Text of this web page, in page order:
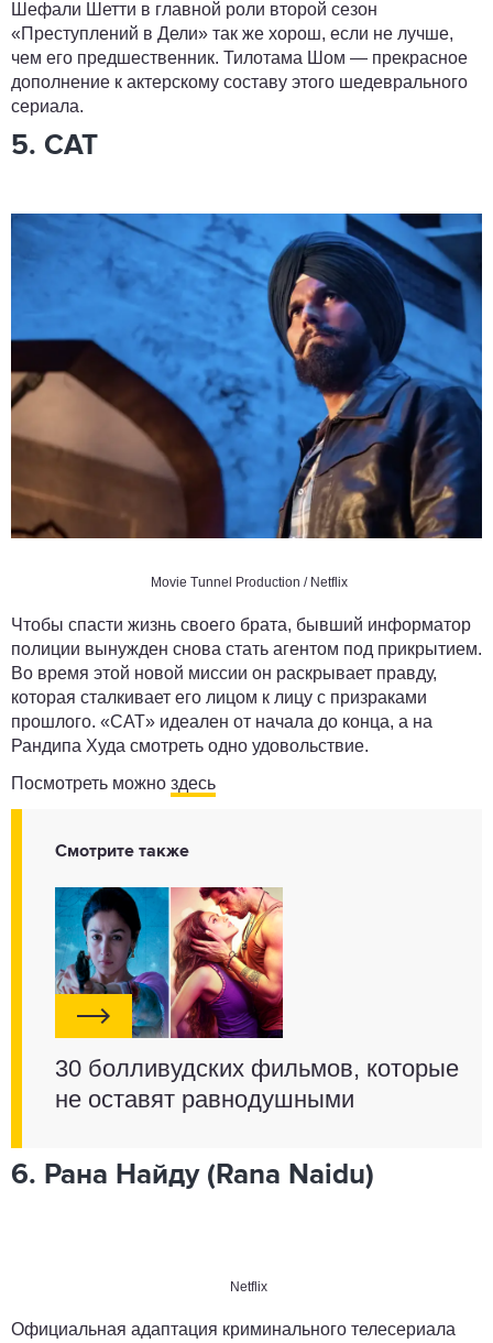
Шефали Шетти в главной роли второй сезон
«Преступлений в Дели» так же хорош, если не лучше,
чем его предшественник. Тилотама Шом — прекрасное
дополнение к актерскому составу этого шедеврального
сериала.
5. CAT
Movie Tunnel Production / Netflix
Чтобы спасти жизнь своего брата, бывший информатор
полиции вынужден снова стать агентом под прикрытием.
Во время этой новой миссии он раскрывает правду,
которая сталкивает его лицом к лицу с призраками
прошлого. «CAT» идеален от начала до конца, а на
Рандипа Худа смотреть одно удовольствие.
Посмотреть можно здесь
Смотрите также
30 болливудских фильмов, которые
не оставят равнодушными
6. Рана Найду (Rana Naidu)
Netflix
Официальная адаптация криминального телесериала